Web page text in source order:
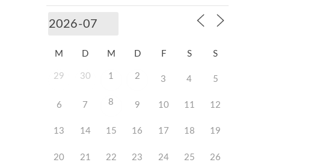
M D M D F S S
29 30 1 2 3 4 5
6 7 8 9 10 11 12
13 14 15 16 17 18 19
20 21 22 23 24 25 26